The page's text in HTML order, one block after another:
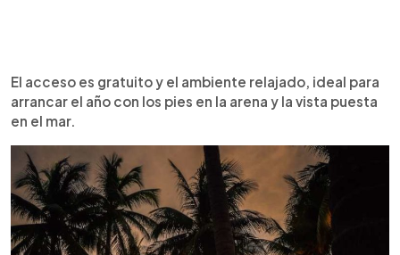
El acceso es gratuito y el ambiente relajado, ideal para
arrancar el año con los pies en la arena y la vista puesta
en el mar.